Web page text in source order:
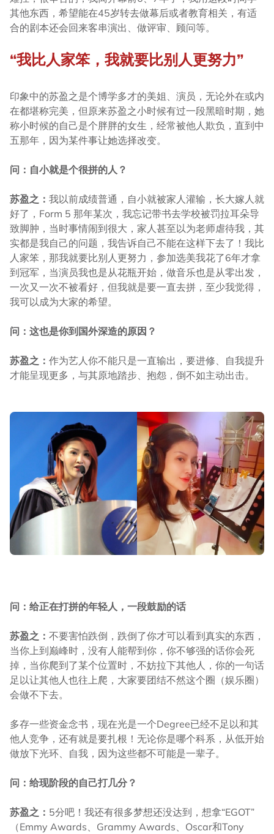
其他东西，希望能在45岁转去做幕后或者教育相关，有适
合的剧本还会回来客串演出、做评审、顾问等。
“我比人家笨，我就要比别人更努力”
印象中的苏盈之是个博学多才的美姐、演员，无论外在或内
在都堪称完美，但原来苏盈之小时候有过一段黑暗时期，她
称小时候的自己是个胖胖的女生，经常被他人欺负，直到中
五那年，因为某件事让她选择改变。
问：自小就是个很拼的人？
苏盈之： 我以前成绩普通，自小就被家人灌输，长大嫁人就
好了，Form 5 那年某次，我忘记带书去学校被罚拉耳朵导
致脚肿，当时事情闹到很大，家人甚至以为老师虐待我，其
实都是我自己的问题，我告诉自己不能在这样下去了！我比
人家笨，那我就要比别人更努力，参加选美我花了6年才拿
到冠军，当演员我也是从花瓶开始，做音乐也是从零出发，
一次又一次不被看好，但我就是要一直去拼，至少我觉得，
我可以成为大家的希望。
问：这也是你到国外深造的原因？
苏盈之： 作为艺人你不能只是一直输出，要进修、自我提升
才能呈现更多，与其原地踏步、抱怨，倒不如主动出击。
问：给正在打拼的年轻人，一段鼓励的话
苏盈之： 不要害怕跌倒，跌倒了你才可以看到真实的东西，
当你上到巅峰时，没有人能帮到你，你不够强的话你会死
掉，当你爬到了某个位置时，不妨拉下其他人，你的一句话
足以让其他人也往上爬，大家要团结不然这个圈（娱乐圈）
会做不下去。
多存一些资金念书，现在光是一个Degree已经不足以和其
他人竞争，还有就是要扎根！无论你是哪个科系，从低开始
做放下光环、自我，因为这些都不可能是一辈子。
问：给现阶段的自己打几分？
苏盈之： 5分吧！我还有很多梦想还没达到，想拿“EGOT”
（Emmy Awards、Grammy Awards、Oscar和Tony